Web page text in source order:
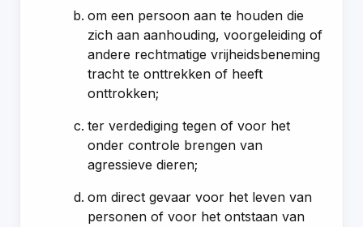
om een persoon aan te houden die
zich aan aanhouding, voorgeleiding of
andere rechtmatige vrijheidsbeneming
tracht te onttrekken of heeft
onttrokken;
ter verdediging tegen of voor het
onder controle brengen van
agressieve dieren;
om direct gevaar voor het leven van
personen of voor het ontstaan van